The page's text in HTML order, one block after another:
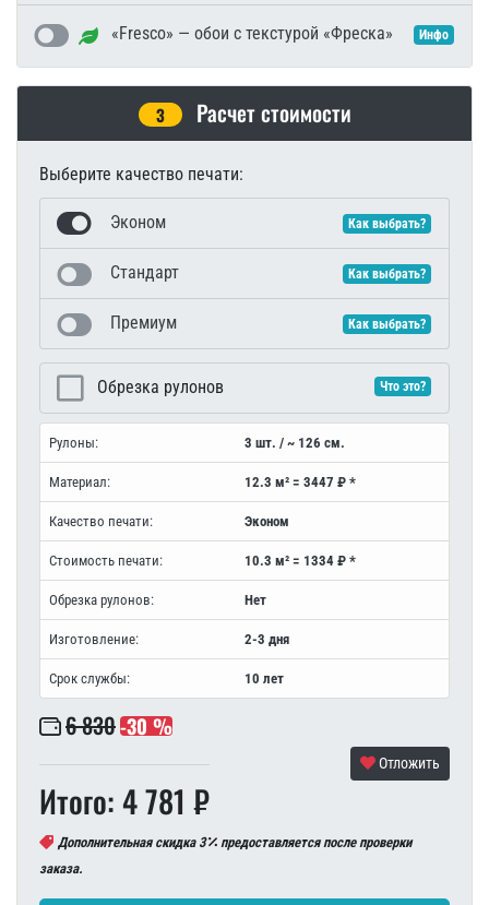
«Fresco» — обои с текстурой «Фреска» Инфо
3 Расчет стоимости
Выберите качество печати:
Эконом Как выбрать?
Стандарт Как выбрать?
Премиум Как выбрать?
Обрезка рулонов Что это?
Рулоны: 3 шт. / ~ 126 см.
Материал: 12.3 м² = 3447 ₽ *
Качество печати: Эконом
Стоимость печати: 10.3 м² = 1334 ₽ *
Обрезка рулонов: Нет
Изготовление: 2-3 дня
Срок службы: 10 лет
6 830-30 %
Итого: 4 781 ₽
Отложить
Дополнительная скидка 3
предоставляется после проверки
заказа.